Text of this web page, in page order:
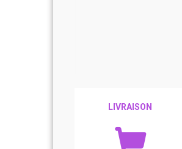
LIVRAISON